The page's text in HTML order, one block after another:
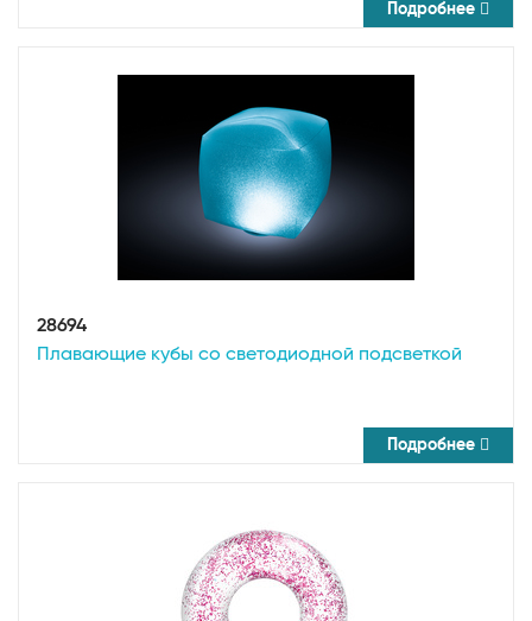
Подробнее
28694
Плавающие кубы со светодиодной подсветкой
Подробнее